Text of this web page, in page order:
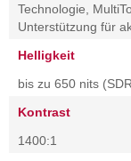
Technologie,
Unterstützung für
Helligkeit
bis zu 650 nits
Kontrast
1400:1